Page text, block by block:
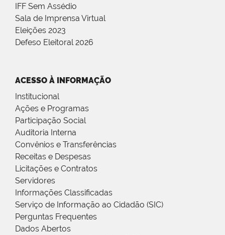
IFF Sem Assédio
Sala de Imprensa Virtual
Eleições 2023
Defeso Eleitoral 2026
ACESSO À INFORMAÇÃO
Institucional
Ações e Programas
Participação Social
Auditoria Interna
Convênios e Transferências
Receitas e Despesas
Licitações e Contratos
Servidores
Informações Classificadas
Serviço de Informação ao Cidadão (SIC)
Perguntas Frequentes
Dados Abertos